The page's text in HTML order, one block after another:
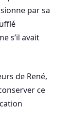
par sa
s’il avait
de René,
ce